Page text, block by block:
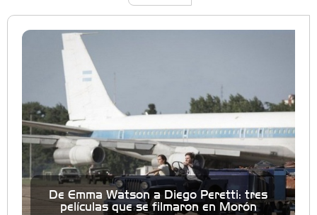
De Emma Watson a Diego Peretti: tres
películas que se filmaron en Morón